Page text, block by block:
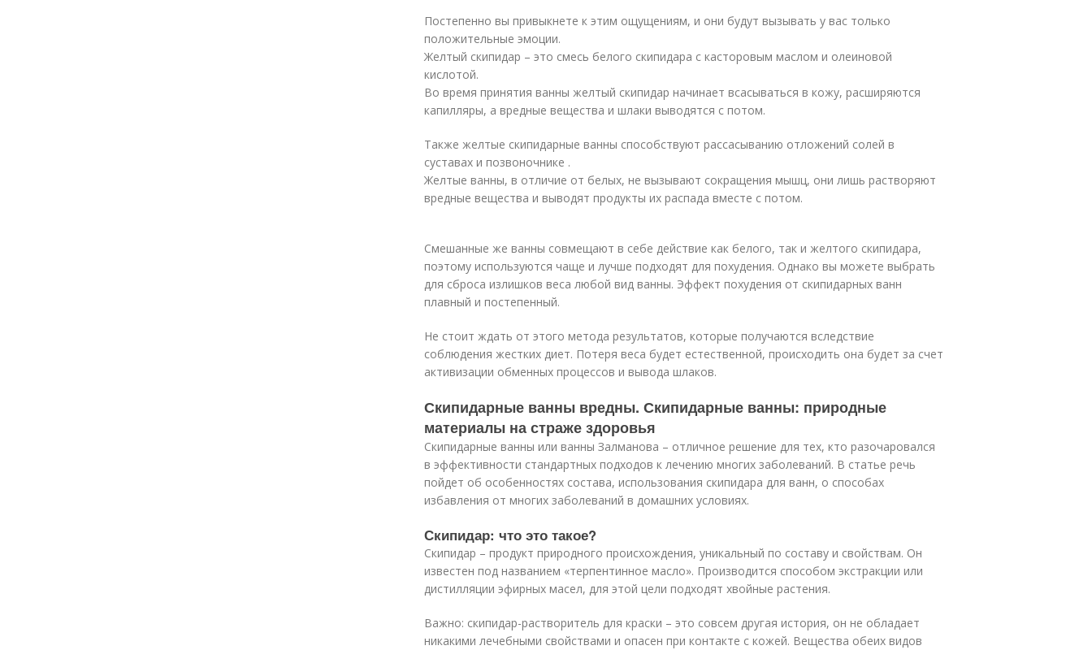
Постепенно вы привыкнете к этим ощущениям, и они будут вызывать у вас только
положительные эмоции.
Желтый скипидар – это смесь белого скипидара с касторовым маслом и олеиновой
кислотой.
Во время принятия ванны желтый скипидар начинает всасываться в кожу, расширяются
капилляры, а вредные вещества и шлаки выводятся с потом.
Также желтые скипидарные ванны способствуют рассасыванию отложений солей в
суставах и позвоночнике .
Желтые ванны, в отличие от белых, не вызывают сокращения мышц, они лишь растворяют
вредные вещества и выводят продукты их распада вместе с потом.
Смешанные же ванны совмещают в себе действие как белого, так и желтого скипидара,
поэтому используются чаще и лучше подходят для похудения. Однако вы можете выбрать
для сброса излишков веса любой вид ванны. Эффект похудения от скипидарных ванн
плавный и постепенный.
Не стоит ждать от этого метода результатов, которые получаются вследствие
соблюдения жестких диет. Потеря веса будет естественной, происходить она будет за счет
активизации обменных процессов и вывода шлаков.
Скипидарные ванны вредны. Скипидарные ванны: природные
материалы на страже здоровья
Скипидарные ванны или ванны Залманова – отличное решение для тех, кто разочаровался
в эффективности стандартных подходов к лечению многих заболеваний. В статье речь
пойдет об особенностях состава, использования скипидара для ванн, о способах
избавления от многих заболеваний в домашних условиях.
Скипидар: что это такое?
Скипидар – продукт природного происхождения, уникальный по составу и свойствам. Он
известен под названием «терпентинное масло». Производится способом экстракции или
дистилляции эфирных масел, для этой цели подходят хвойные растения.
Важно: скипидар-растворитель для краски – это совсем другая история, он не обладает
никакими лечебными свойствами и опасен при контакте с кожей. Вещества обеих видов